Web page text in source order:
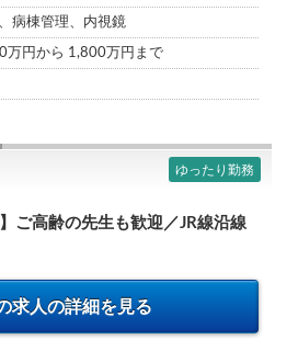
病棟管理、内視鏡
万円から 1,800万円まで
ゆったり勤務
ご高齢の先生も歓迎／JR線沿線
求人の詳細を見る